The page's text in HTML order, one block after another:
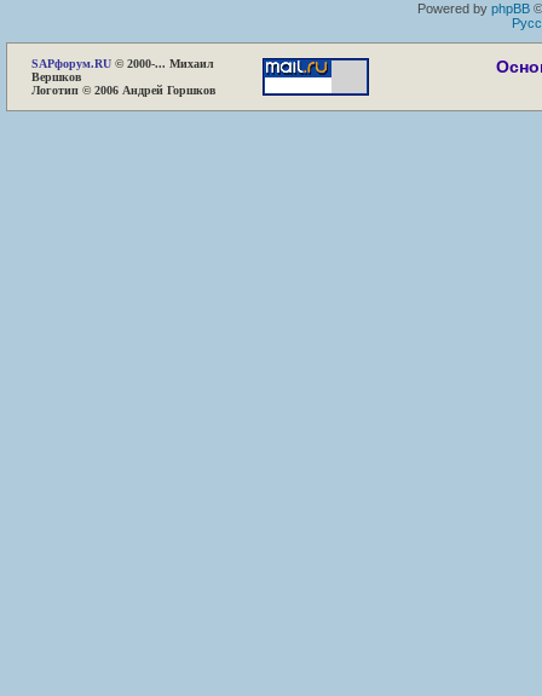
Powered by phpBB
SAPфорум.RU © 2000-... Михаил
Вершков
Логотип © 2006 Андрей Горшков